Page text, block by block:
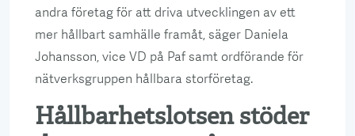
andra företag för att driva utvecklingen av ett
mer hållbart samhälle framåt, säger Daniela
Johansson, vice VD på Paf samt ordförande för
nätverksgruppen hållbara storföretag.
Hållbarhetslotsen stöder